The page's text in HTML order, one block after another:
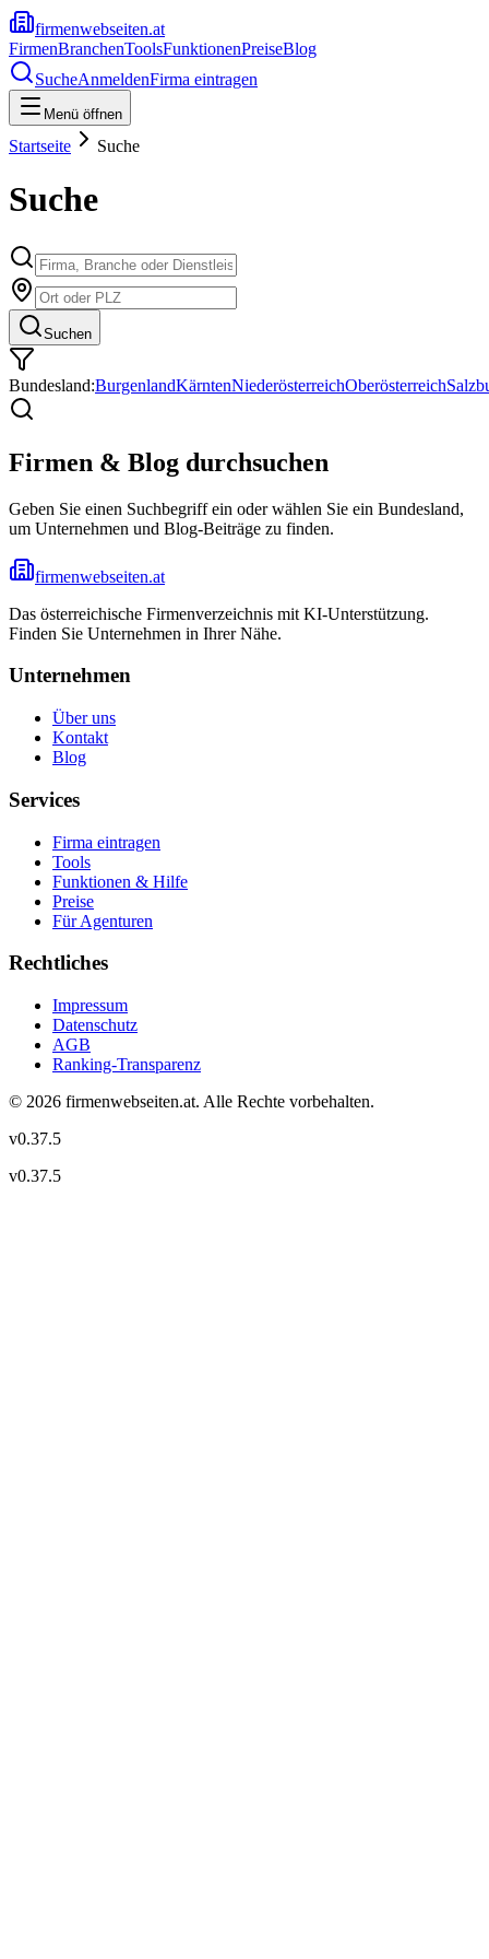
firmenwebseiten.at
FirmenBranchenToolsFunktionenPreiseBlog
SucheAnmeldenFirma eintragen
Menü öffnen
Startseite Suche
Suche
Suchen
Bundesland:BurgenlandKärntenNiederösterreichOberösterreich
Firmen & Blog durchsuchen
Geben Sie einen Suchbegriff ein oder wählen Sie ein Bundesland,
um Unternehmen und Blog-Beiträge zu finden.
firmenwebseiten.at
Das österreichische Firmenverzeichnis mit KI-Unterstützung.
Finden Sie Unternehmen in Ihrer Nähe.
Unternehmen
Über uns
Kontakt
Blog
Services
Firma eintragen
Tools
Funktionen & Hilfe
Preise
Für Agenturen
Rechtliches
Impressum
Datenschutz
AGB
Ranking-Transparenz
© 2026 firmenwebseiten.at. Alle Rechte vorbehalten.
v0.37.5
v0.37.5